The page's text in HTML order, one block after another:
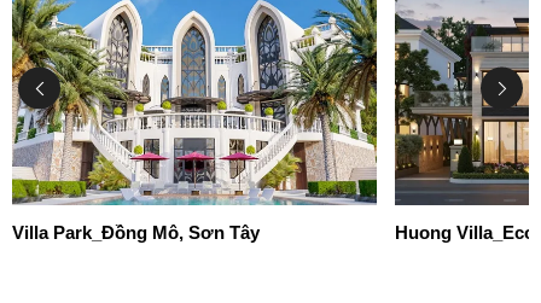
Villa Park_Đồng Mô, Sơn Tây Huong